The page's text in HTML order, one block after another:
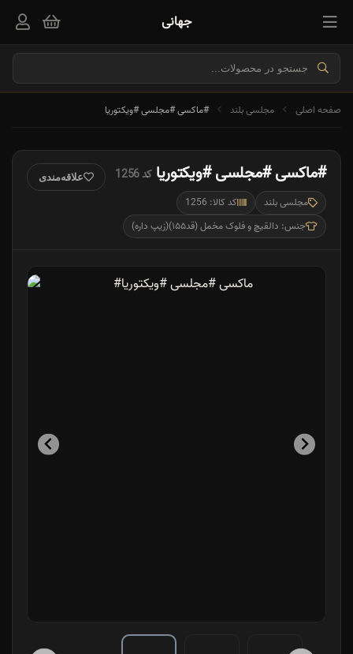
جهانی
صفحه اصلی مجلسی بلند #ماکسی #مجلسی #ویکتوریا
#ماکسی #مجلسی #ویکتوریا کد 1256
مجلسی بلند
کد کالا: 1256
جنس: دالقیچ و فلوک مخمل (قد۱۵۵)(زیپ داره)
علاقه‌مندی